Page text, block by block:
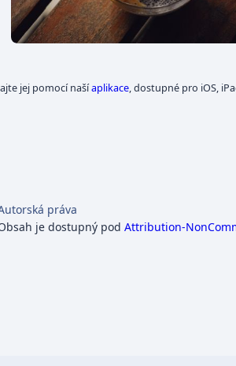
jej pomocí našíaplikace, dostupné pro iOS,
práva
je dostupný pod Attribution-